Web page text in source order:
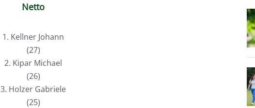
Netto
1. Kellner Johann
(27)
2. Kipar Michael
(26)
3. Holzer Gabriele
(25)